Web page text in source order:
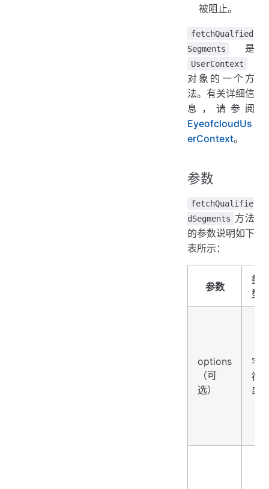
被阻止。
fetchQualfied
Segments
是
UserContext
对象的一个方
法。有关详细信
息，请参阅
EyeofcloudUs
erContext。
参数
fetchQualifie
dSegments 方法
的参数说明如下
表所示：
参数
类
型
options
（可
选）
字
符
串